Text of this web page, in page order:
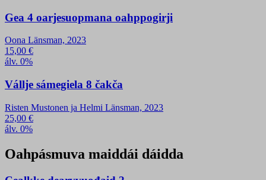
Gea 4 oarjesuopmana oahppogirji
Oona Länsman, 2023
15,00 €
álv. 0%
Vállje sámegiela 8 čakča
Risten Mustonen ja Helmi Länsman, 2023
25,00 €
álv. 0%
Oahpásmuva maiddái dáidda